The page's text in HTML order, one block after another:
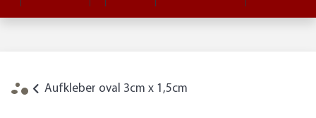
Aufkleber oval 3cm x 1,5cm